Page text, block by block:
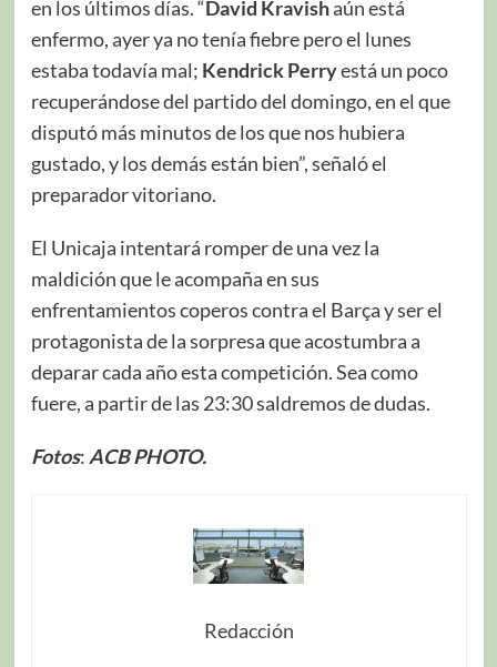
en los últimos días. “David Kravishaún está
enfermo, ayer ya no tenía fiebre pero el lunes
estaba todavía mal; Kendrick Perryestá un poco
recuperándose del partido del domingo, en el que
disputó más minutos de los que nos hubiera
gustado, y los demás están bien”, señaló el
preparador vitoriano.
El Unicaja intentará romper de una vez la
maldición que le acompaña en sus
enfrentamientos coperos contra el Barça y ser el
protagonista de la sorpresa que acostumbra a
deparar cada año esta competición. Sea como
fuere, a partir de las 23:30 saldremos de dudas.
Fotos: ACB PHOTO.
Redacción